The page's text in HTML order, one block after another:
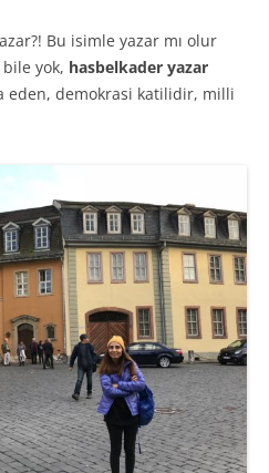
Bu isimle yazar mı olur
yok, hasbelkader yazar
eden, demokrasi katilidir, milli